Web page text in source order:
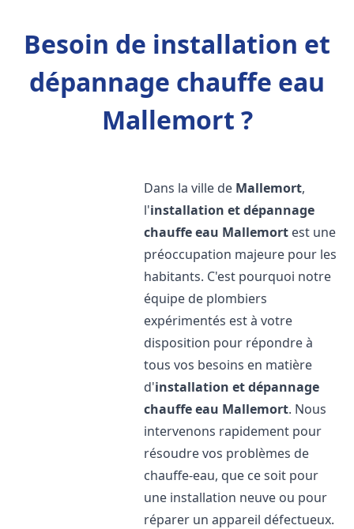
Besoin de installation et
dépannage chauffe eau
Mallemort ?
Dans la ville de Mallemort,
l'installation et dépannage
chauffe eau Mallemort est une
préoccupation majeure pour les
habitants. C'est pourquoi notre
équipe de plombiers
expérimentés est à votre
disposition pour répondre à
tous vos besoins en matière
d'installation et dépannage
chauffe eau Mallemort. Nous
intervenons rapidement pour
résoudre vos problèmes de
chauffe-eau, que ce soit pour
une installation neuve ou pour
réparer un appareil défectueux.